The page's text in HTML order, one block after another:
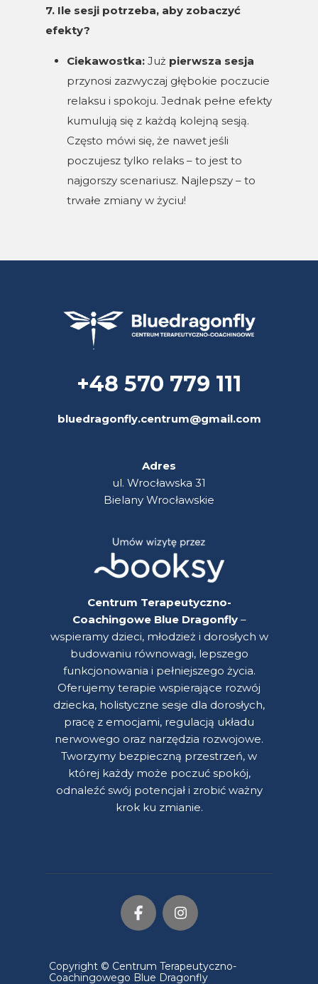
7. Ile sesji potrzeba, aby zobaczyć
efekty?
Ciekawostka: Już pierwsza sesja
przynosi zazwyczaj głębokie poczucie
relaksu i spokoju. Jednak pełne efekty
kumulują się z każdą kolejną sesją.
Często mówi się, że nawet jeśli
poczujesz tylko relaks – to jest to
najgorszy scenariusz. Najlepszy – to
trwałe zmiany w życiu!
Centrum Terapeutyczno-
Coachingowe Blue Dragonfly–
wspieramy dzieci, młodzież i dorosłych w
budowaniu równowagi, lepszego
funkcjonowania i pełniejszego życia.
Oferujemy terapie wspierające rozwój
dziecka, holistyczne sesje dla dorosłych,
pracę z emocjami, regulacją układu
nerwowego oraz narzędzia rozwojowe.
Tworzymy bezpieczną przestrzeń, w
której każdy może poczuć spokój,
odnaleźć swój potencjał i zrobić ważny
krok ku zmianie.
Adres
ul. Wrocławska 31
Bielany Wrocławskie
bluedragonfly.centrum@gmail.com
+48 570 779 111
Copyright © Centrum Terapeutyczno-
Coachingowego Blue Dragonfly